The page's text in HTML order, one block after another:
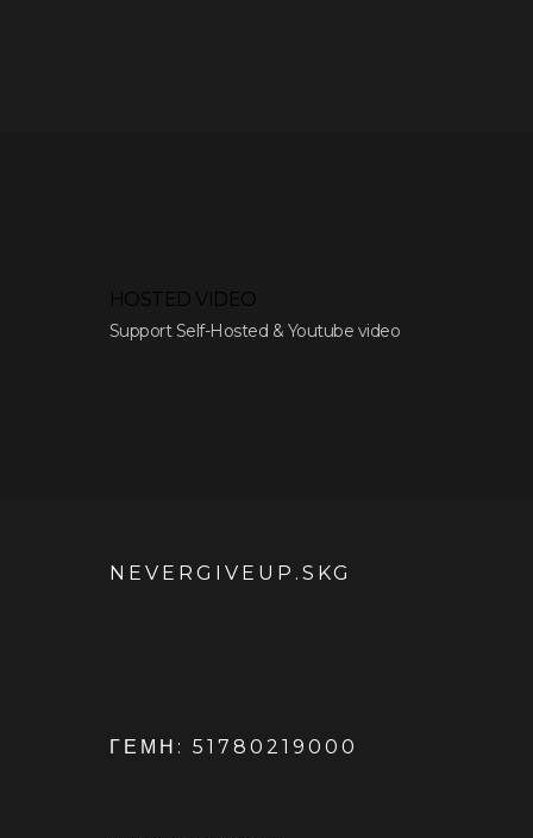
HOSTED VIDEO
Support Self-Hosted & Youtube video
NEVERGIVEUP.SKG
ΓΕΜΗ: 51780219000